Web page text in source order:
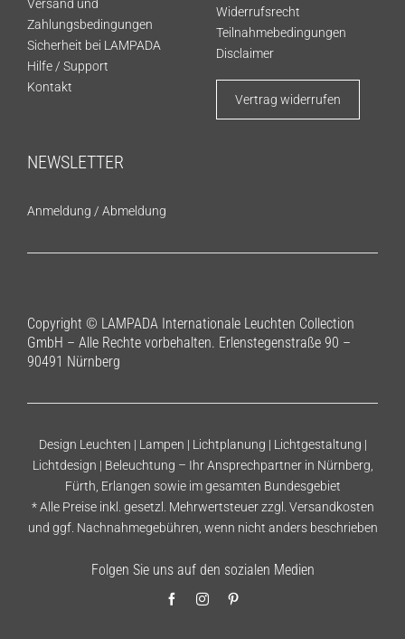
Versand und
Zahlungsbedingungen
Sicherheit bei LAMPADA
Hilfe / Support
Kontakt
Widerrufsrecht
Teilnahmebedingungen
Disclaimer
Vertrag widerrufen
NEWSLETTER
Anmeldung / Abmeldung
Copyright © LAMPADA Internationale Leuchten Collection
GmbH – Alle Rechte vorbehalten. Erlenstegenstraße 90 –
90491 Nürnberg
Design Leuchten | Lampen | Lichtplanung | Lichtgestaltung |
Lichtdesign | Beleuchtung – Ihr Ansprechpartner in Nürnberg,
Fürth, Erlangen sowie im gesamten Bundesgebiet
* Alle Preise inkl. gesetzl. Mehrwertsteuer zzgl. Versandkosten
und ggf. Nachnahmegebühren, wenn nicht anders beschrieben
Folgen Sie uns auf den sozialen Medien